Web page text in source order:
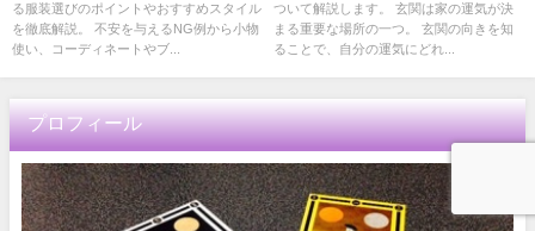
る服装選びのポイントやおすすめスタイル
を徹底解説。 不安を与えるNG例から小物
使い、コーディネートやブ...
ついて解説します。 玄関は家の運気が決
まる重要な場所の一つ。 玄関の向きを知
ることで、自分の運気にどれ...
プロフィール